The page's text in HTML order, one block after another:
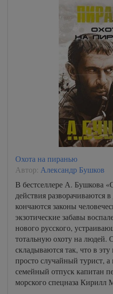
Охота на пиранью
Автор: Александр Бушков
В бестселлере А. Бушкова
действия разворачиваются
кончаются законы
экзотические забавы
нового русского,
тотальную охоту на людей.
складываются так, что в
просто случайный турист,
семейный отпуск капитан
морского спецназа Кирилл